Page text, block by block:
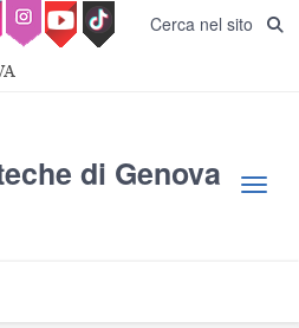
Cerca nel sito
di Genova